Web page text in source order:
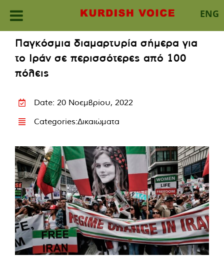
ENG
content
Παγκόσμια διαμαρτυρία σήμερα για
το Ιράν σε περισσότερες από 100
πόλεις
Date: 20 Νοεμβρίου, 2022
Categories:Δικαιώματα